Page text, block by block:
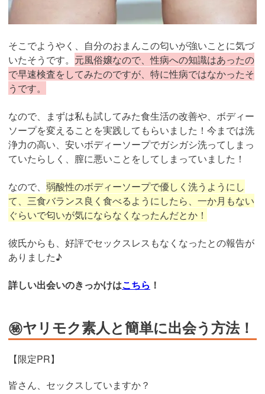
そこでようやく、自分のおまんこの匂いが強いことに気づ
いたそうです。 元風俗嬢なので、性病への知識はあったの
で早速検査をしてみたのですが、特に性病ではなかったそ
うです。
なので、まずは私も試してみた食生活の改善や、ボディー
ソープを変えることを実践してもらいました！今までは洗
浄力の高い、安いボディーソープでガシガシ洗ってしまっ
ていたらしく、膣に悪いことをしてしまっていました！
なので、 弱酸性のボディーソープで優しく洗うようにし
て、三食バランス良く食べるようにしたら、一か月もない
ぐらいで匂いが気にならなくなったんだとか！
彼氏からも、好評でセックスレスもなくなったとの報告が
ありました♪
詳しい出会いのきっかけはこちら ！
㊙ヤリモク素人と簡単に出会う方法！
【限定PR】
皆さん、セックスしていますか？